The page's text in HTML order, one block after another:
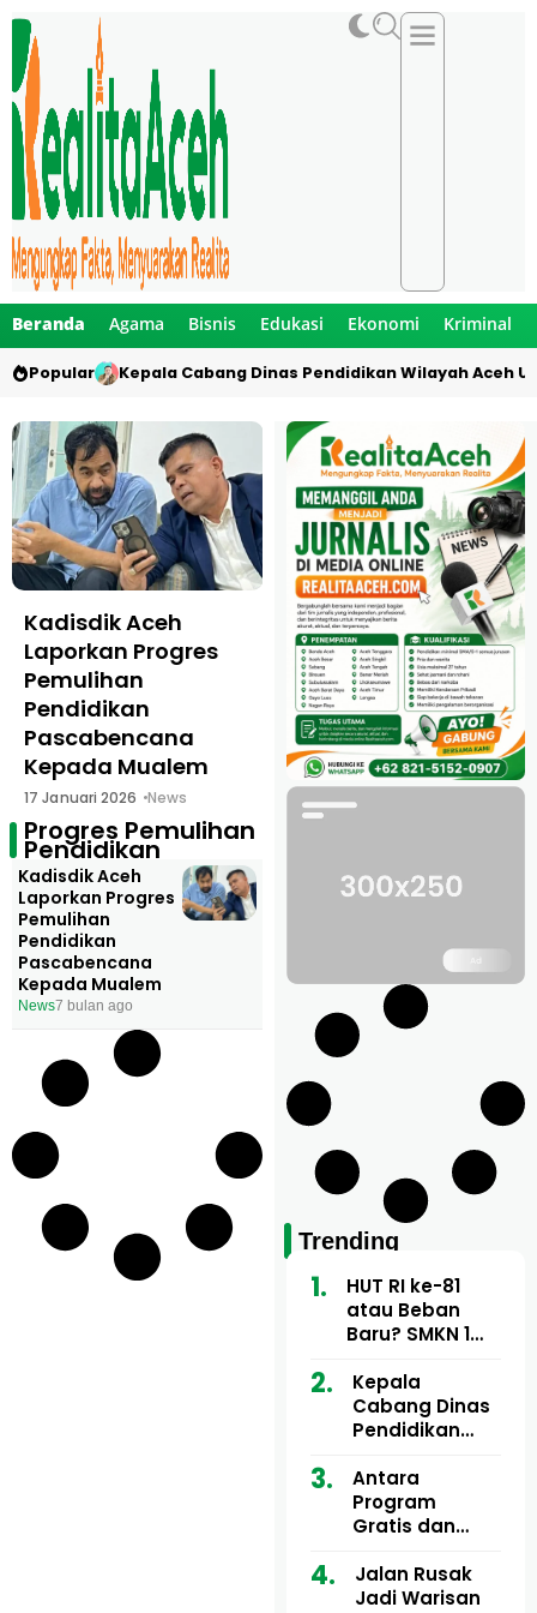
Beranda Agama Bisnis Edukasi Ekonomi Kriminal
Popular Kepala Cabang Dinas Pendidikan Wilayah
Kadisdik Aceh
Laporkan Progres
Pemulihan
Pendidikan
Pascabencana
Kepada Mualem
17 Januari 2026 News
Progres Pemulihan
Pendidikan
Kadisdik Aceh
Laporkan Progres
Pemulihan
Pendidikan
Pascabencana
Kepada Mualem
News7 bulan ago
Trending
HUT RI ke-81
atau Beban
Baru? SMKN 1
Tarik Iuran
hingga Rp150
Ribu dari Guru
Kepala
Cabang Dinas
Pendidikan
Utara Buka
Pelatihan Deep
Learning serta
Artifisial bagi
Guru
Antara
Program
Gratis dan
Motor Imum
Gampong, Uji
Jalan Rusak
Jadi Warisan